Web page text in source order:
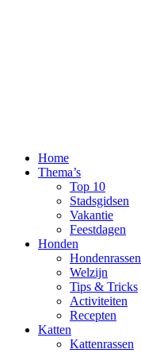
Home
Thema’s
Top 10
Stadsgidsen
Vakantie
Feestdagen
Honden
Hondenrassen
Welzijn
Tips & Tricks
Activiteiten
Recepten
Katten
Kattenrassen